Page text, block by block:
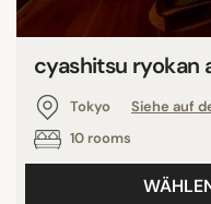
cyashitsu ryokan
Tokyo
Siehe auf
10 rooms